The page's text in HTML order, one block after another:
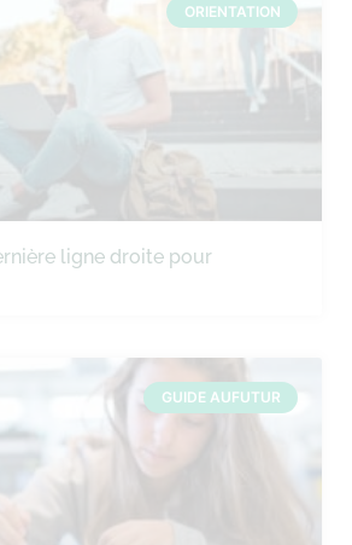
ORIENTATION
ligne droite pour
GUIDE AUFUTUR